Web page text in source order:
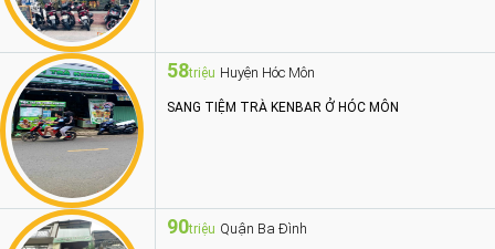
58triệu Huyện Hóc Môn
SANG TIỆM TRÀ KENBAR Ở HÓC MÔN
90triệu Quận Ba Đình